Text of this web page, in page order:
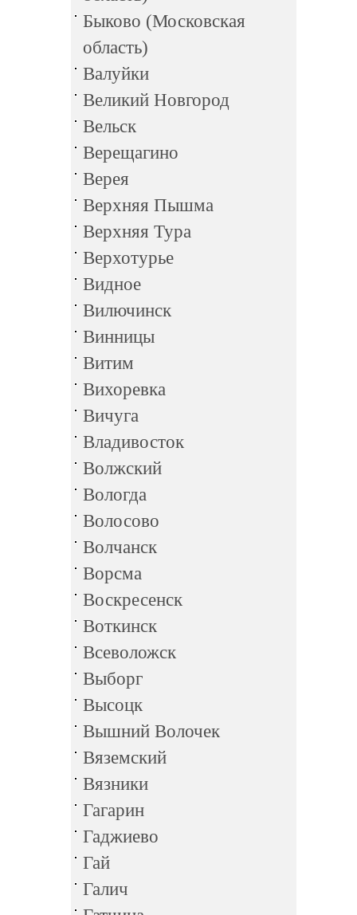
Быково (Московская
область)
Валуйки
Великий Новгород
Вельск
Верещагино
Верея
Верхняя Пышма
Верхняя Тура
Верхотурье
Видное
Вилючинск
Винницы
Витим
Вихоревка
Вичуга
Владивосток
Волжский
Вологда
Волосово
Волчанск
Ворсма
Воскресенск
Воткинск
Всеволожск
Выборг
Высоцк
Вышний Волочек
Вяземский
Вязники
Гагарин
Гаджиево
Гай
Галич